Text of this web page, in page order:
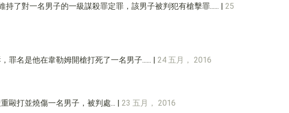
了對一名男子的一級謀殺罪定罪，該男子被判犯有槍擊罪...... | 25
罪名是他在韋勒姆開槍打死了一名男子...... | 24 五月， 2016
毆打並燒傷一名男子，被判處... | 23 五月， 2016